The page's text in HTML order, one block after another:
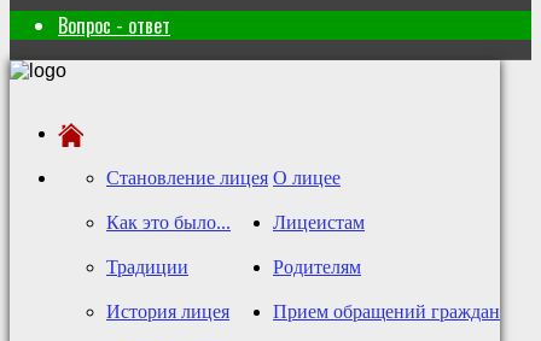
Вопрос - ответ
О лицее
Становление лицея
Как это было...
Традиции
История лицея
Лицеистам
Родителям
Прием обращений граждан